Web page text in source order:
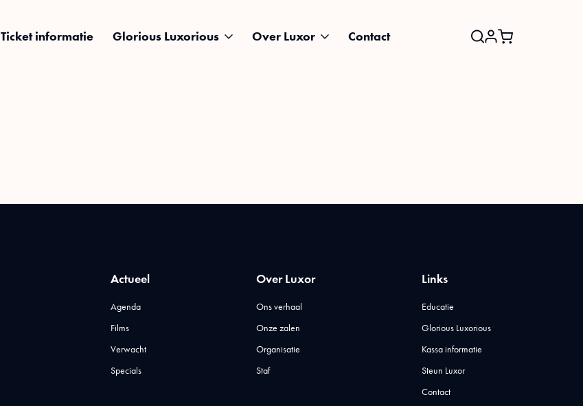
Ticket informatie Glorious Luxorious Over Luxor
Contact
Actueel
Agenda
Films
Verwacht
Specials
Over Luxor
Ons verhaal
Onze zalen
Organisatie
Staf
Links
Educatie
Glorious Luxorious
Kassa informatie
Steun Luxor
Contact